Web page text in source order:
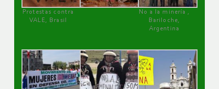
Protestas contra
VALE, Brasil
No a la minería ,
Bariloche,
Argentina